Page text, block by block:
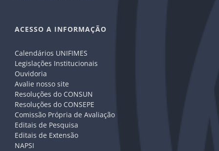
ACESSO A INFORMAÇÃO
Calendários UNIFIMES
Legislações Institucionais
Ouvidoria
Avalie nosso site
Resoluções do CONSUN
Resoluções do CONSEPE
Comissão Própria de Avaliação
Editais de Pesquisa
Editais de Extensão
NAPSI